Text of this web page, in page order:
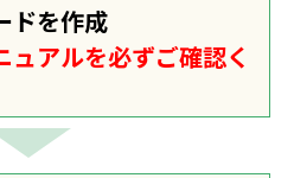
ドを作成
ュアルを必ずご確認く